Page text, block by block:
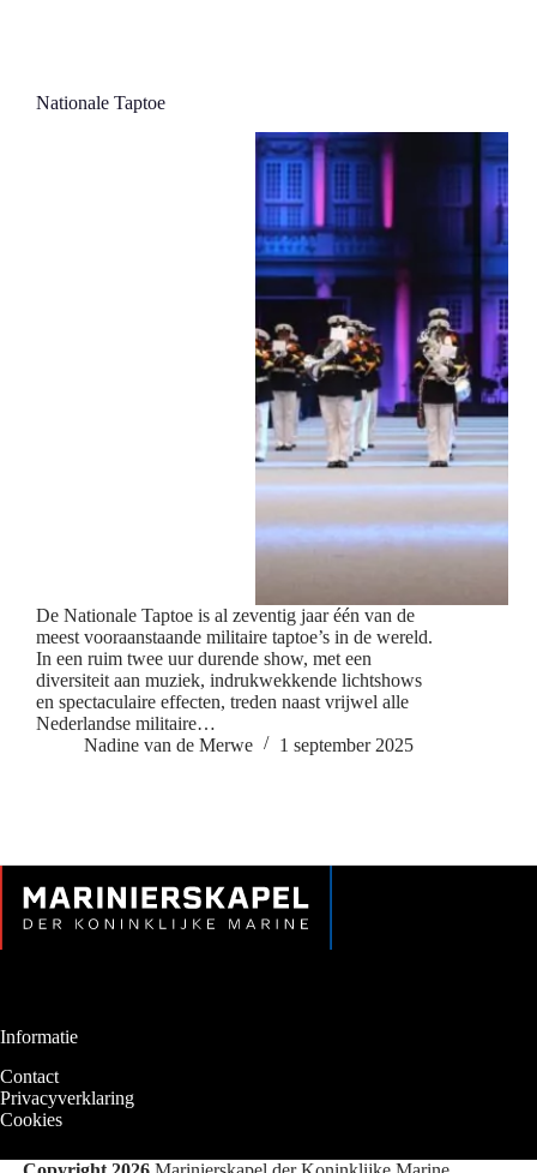
Nationale Taptoe
De Nationale Taptoe is al zeventig jaar één van de
meest vooraanstaande militaire taptoe’s in de wereld.
In een ruim twee uur durende show, met een
diversiteit aan muziek, indrukwekkende lichtshows
en spectaculaire effecten, treden naast vrijwel alle
Nederlandse militaire…
Nadine van de Merwe
1 september 2025
Informatie
Contact
Privacyverklaring
Cookies